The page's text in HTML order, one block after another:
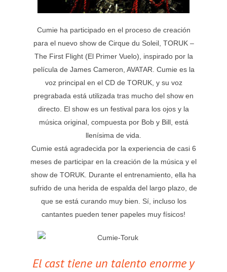
Cumie ha participado en el proceso de creación
para el nuevo show de Cirque du Soleil, TORUK –
The First Flight (El Primer Vuelo), inspirado por la
película de James Cameron, AVATAR. Cumie es la
voz principal en el CD de TORUK, y su voz
pregrabada está utilizada tras mucho del show en
directo. El show es un festival para los ojos y la
música original, compuesta por Bob y Bill, está
llenísima de vida.
Cumie está agradecida por la experiencia de casi 6
meses de participar en la creación de la música y el
show de TORUK. Durante el entrenamiento, ella ha
sufrido de una herida de espalda del largo plazo, de
que se está curando muy bien. Sí, incluso los
cantantes pueden tener papeles muy físicos!
El cast tiene un talento enorme y